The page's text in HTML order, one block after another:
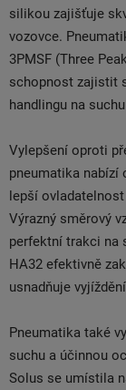
silikou zajišťuje
vozovce.
3PMSF (Three
schopnost zajistit
handlingu na
Vylepšení oproti
pneumatika nabízí
lepší
Výrazný směrový
perfektní trakci na
HA32 efektivně
usnadňuje
Pneumatika také
suchu a účinnou
Solus se umístila